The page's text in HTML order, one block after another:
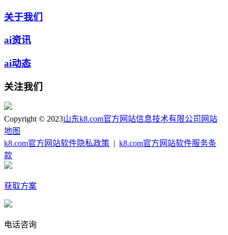
关于我们
ai资讯
ai动态
关注我们
Copyright © 2023山东k8.com官方网站信息技术有限公司 网站
地图
k8.com官方网站软件隐私政策
k8.com官方网站软件服务条
款
获取方案
电话咨询